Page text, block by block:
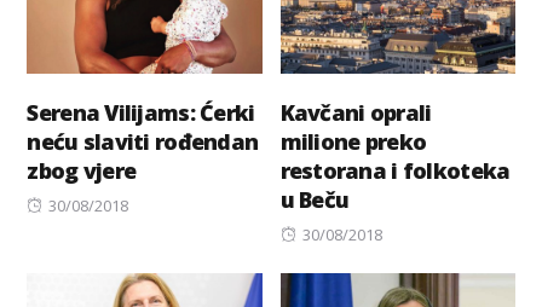
Serena Vilijams: Ćerki
neću slaviti rođendan
zbog vjere
Posted
30/08/2018
Kavčani oprali
milione preko
restorana i folkoteka
u Beču
Posted
30/08/2018